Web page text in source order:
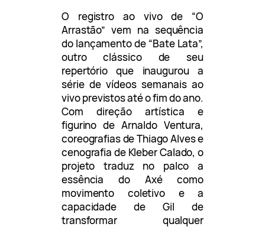
O registro ao vivo de “O
Arrastão” vem na sequência
do lançamento de “Bate Lata”,
outro clássico de seu
repertório que inaugurou a
série de vídeos semanais ao
vivo previstos até o fim do ano.
Com direção artística e
figurino de Arnaldo Ventura,
coreografias de Thiago Alves e
cenografia de Kleber Calado, o
projeto traduz no palco a
essência do Axé como
movimento coletivo e a
capacidade de Gil de
transformar qualquer